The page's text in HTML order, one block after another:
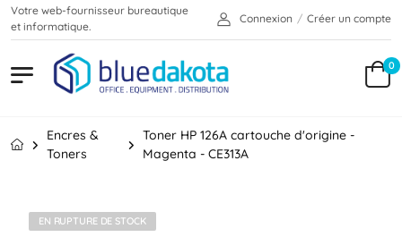
Votre web-fournisseur bureautique
et informatique.
Connexion / Créer un compte
0
Encres &
Toners
Toner HP 126A cartouche d'origine -
Magenta - CE313A
EN RUPTURE DE STOCK